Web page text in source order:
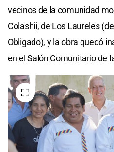
vecinos de la comunidad
Colashii, de Los Laureles
Obligado), y la obra quedó
en el Salón Comunitario de